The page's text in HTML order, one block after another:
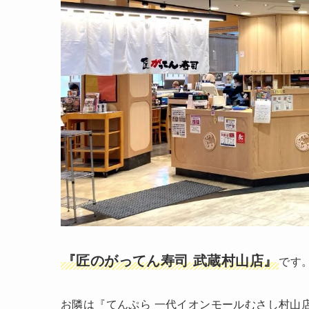
『匠のがってん寿司 武蔵村山店』です
お隣は『てんぷら 一代イオンモールむさし村山